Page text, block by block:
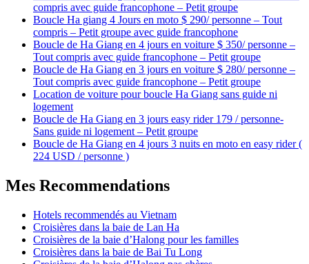
compris avec guide francophone – Petit groupe
Boucle Ha giang 4 Jours en moto $ 290/ personne – Tout
compris – Petit groupe avec guide francophone
Boucle de Ha Giang en 4 jours en voiture $ 350/ personne –
Tout compris avec guide francophone – Petit groupe
Boucle de Ha Giang en 3 jours en voiture $ 280/ personne –
Tout compris avec guide francophone – Petit groupe
Location de voiture pour boucle Ha Giang sans guide ni
logement
Boucle de Ha Giang en 3 jours easy rider 179 / personne-
Sans guide ni logement – Petit groupe
Boucle de Ha Giang en 4 jours 3 nuits en moto en easy rider (
224 USD / personne )
Mes Recommendations
Hotels recommendés au Vietnam
Croisières dans la baie de Lan Ha
Croisières de la baie d’Halong pour les familles
Croisières dans la baie de Bai Tu Long